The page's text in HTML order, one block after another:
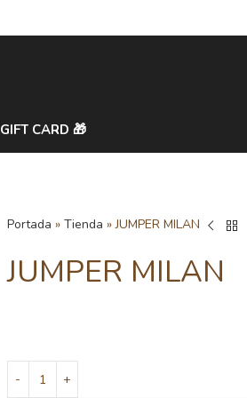
GIFT CARD 🎁
Portada » Tienda »JUMPER MILAN
JUMPER MILAN